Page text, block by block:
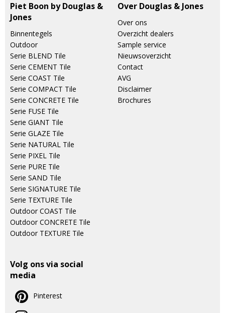
Piet Boon by Douglas &
Jones
Binnentegels
Outdoor
Serie BLEND Tile
Serie CEMENT Tile
Serie COAST Tile
Serie COMPACT Tile
Serie CONCRETE Tile
Serie FUSE Tile
Serie GIANT Tile
Serie GLAZE Tile
Serie NATURAL Tile
Serie PIXEL Tile
Serie PURE Tile
Serie SAND Tile
Serie SIGNATURE Tile
Serie TEXTURE Tile
Outdoor COAST Tile
Outdoor CONCRETE Tile
Outdoor TEXTURE Tile
Over Douglas & Jones
Over ons
Overzicht dealers
Sample service
Nieuwsoverzicht
Contact
AVG
Disclaimer
Brochures
Volg ons via social
media
Pinterest